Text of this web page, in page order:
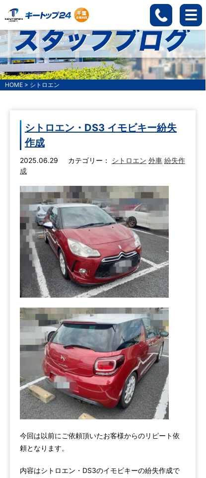
HOME > シトロエン
シトロエン・DS3 イモビキー紛失
作成
2025.06.29 カテゴリー： シトロエン 外車 紛失作
成
今回は以前にご依頼頂いたお客様からのリピート依
頼となります。
内容はシトロエン・DS3のイモビキーの紛失作成で